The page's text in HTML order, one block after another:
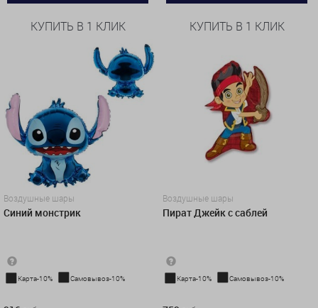
КУПИТЬ В 1 КЛИК КУПИТЬ В 1 КЛИК
Воздушные шары
Синий монстрик
Карта-10% Самовывоз-10%
Воздушные шары
Пират Джейк с саблей
Карта-10% Самовывоз-10%